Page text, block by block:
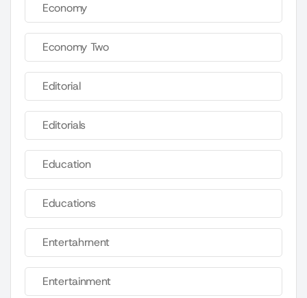
Economy
Economy Two
Editorial
Editorials
Education
Educations
Entertahrnent
Entertainment